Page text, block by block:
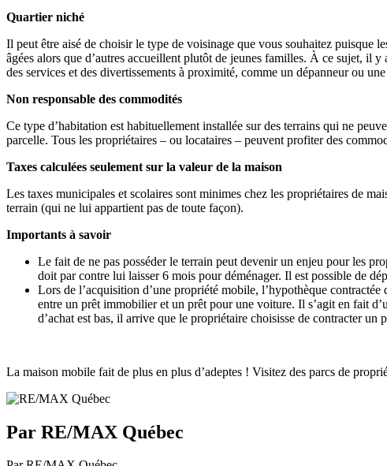
Quartier niché
Il peut être aisé de choisir le type de voisinage que vous souhaitez puisque
âgées alors que d’autres accueillent plutôt de jeunes familles. À ce sujet, il
des services et des divertissements à proximité, comme un dépanneur ou
Non responsable des commodités
Ce type d’habitation est habituellement installée sur des terrains qui ne
parcelle. Tous les propriétaires – ou locataires – peuvent profiter des
Taxes calculées seulement sur la valeur de la maison
Les taxes municipales et scolaires sont minimes chez les propriétaires de
terrain (qui ne lui appartient pas de toute façon).
Importants à savoir
Le fait de ne pas posséder le terrain peut devenir un enjeu pour les
doit par contre lui laisser 6 mois pour déménager. Il est possible de
Lors de l’acquisition d’une propriété mobile, l’hypothèque
entre un prêt immobilier et un prêt pour une voiture. Il s’agit en fait
d’achat est bas, il arrive que le propriétaire choisisse de contracter
La maison mobile fait de plus en plus d’adeptes ! Visitez des parcs de
Par RE/MAX Québec